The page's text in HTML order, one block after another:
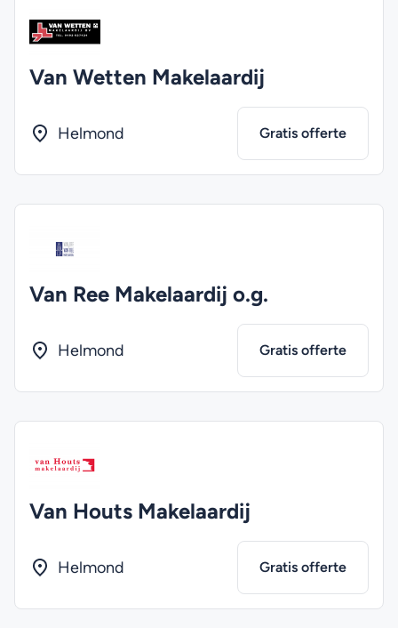
Van Wetten Makelaardij
Helmond Gratis offerte
Van Ree Makelaardij o.g.
Helmond Gratis offerte
Van Houts Makelaardij
Helmond Gratis offerte